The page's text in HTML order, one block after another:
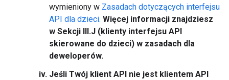
wymieniony w Zasadach dotyczących interfejsu
API dla dzieci. Więcej informacji znajdziesz
w Sekcji III.J (klienty interfejsu API
skierowane do dzieci) w zasadach dla
deweloperów.
Jeśli Twój klient API nie jest klientem API